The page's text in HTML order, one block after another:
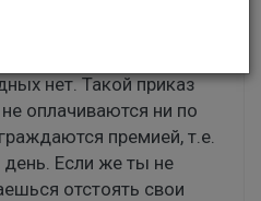
нет. Такой приказ
оплачиваются ни по
премией, т.е.
Если же ты не
отстоять свои